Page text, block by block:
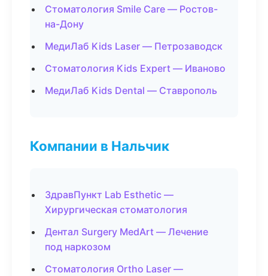
Стоматология Smile Care — Ростов-
на-Дону
МедиЛаб Kids Laser — Петрозаводск
Стоматология Kids Expert — Иваново
МедиЛаб Kids Dental — Ставрополь
Компании в Нальчик
ЗдравПункт Lab Esthetic —
Хирургическая стоматология
Дентал Surgery MedArt — Лечение
под наркозом
Стоматология Ortho Laser —